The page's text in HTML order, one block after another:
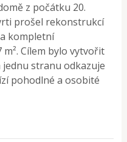
z počátku 20.
prošel rekonstrukcí
kompletní
Cílem bylo vytvořit
stranu odkazuje
pohodlné a osobité